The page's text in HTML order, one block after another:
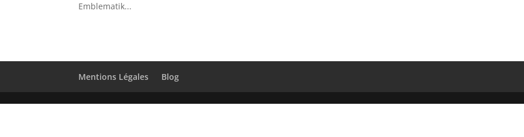
Emblematik...
Mentions Légales Blog